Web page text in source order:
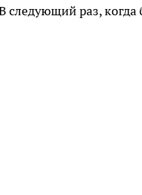
следующий раз,